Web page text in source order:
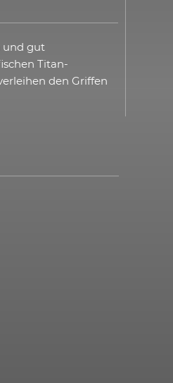
und gut
Titan-
den Griffen